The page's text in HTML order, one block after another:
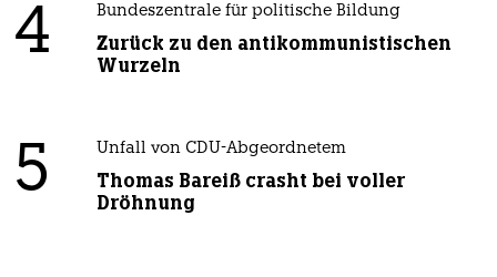
4 Bundeszentrale für politische Bildung
Zurück zu den antikommunistischen
Wurzeln
5 Unfall von CDU-Abgeordnetem
Thomas Bareiß crasht bei voller
Dröhnung